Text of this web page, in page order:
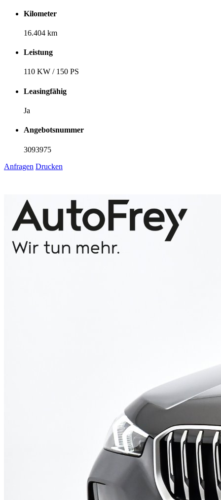
Kilometer
16.404 km
Leistung
110 KW / 150 PS
Leasingfähig
Ja
Angebotsnummer
3093975
Anfragen Drucken